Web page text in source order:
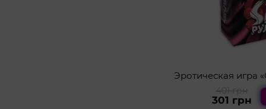
Эротическая игра
401 грн
301 грн